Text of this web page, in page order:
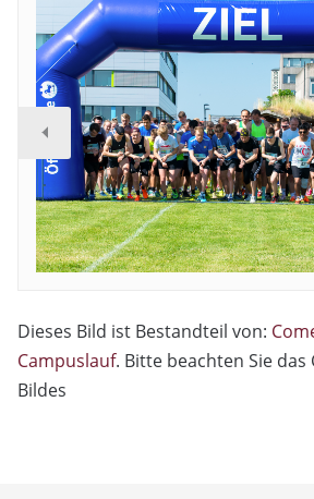
Dieses Bild ist Bestandteil von:
Campuslauf. Bitte beachten Sie
Bildes